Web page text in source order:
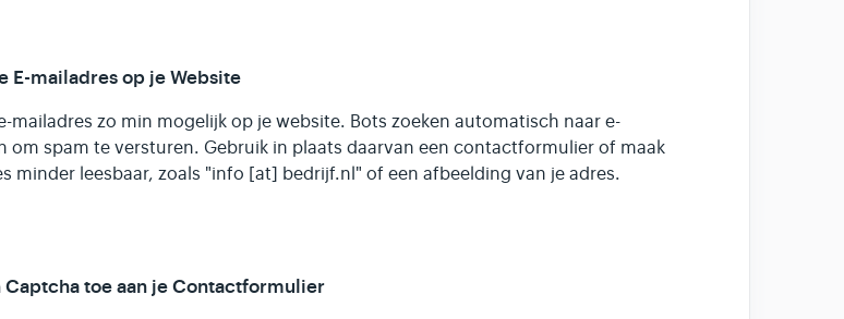
E-mailadres op je Website
mailadres zo min mogelijk op je website. Bots zoeken automatisch naar e-
om spam te versturen. Gebruik in plaats daarvan een contactformulier of maak
minder leesbaar, zoals "info [at] bedrijf.nl" of een afbeelding van je adres.
Captcha toe aan je Contactformulier